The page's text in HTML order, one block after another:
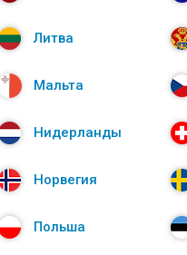
Литва
Мальта
Нидерланды
Норвегия
Польша